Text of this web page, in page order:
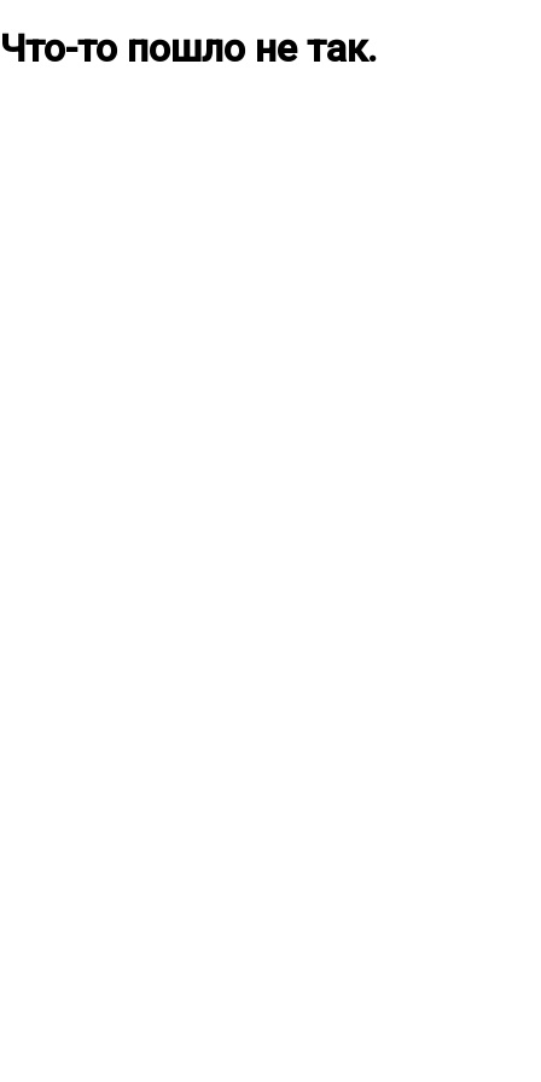
Что-то пошло не так.